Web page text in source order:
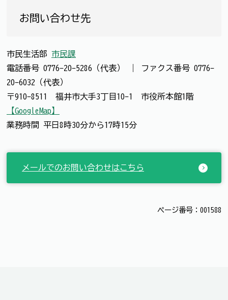
お問い合わせ先
市民生活部 市民課
電話番号 0776-20-5286（代表） ファクス番号 0776-
20-6032（代表）
〒910-8511 福井市大手3丁目10-1 市役所本館1階
【GoogleMap】
業務時間 平日8時30分から17時15分
メールでのお問い合わせはこちら
ページ番号：001588